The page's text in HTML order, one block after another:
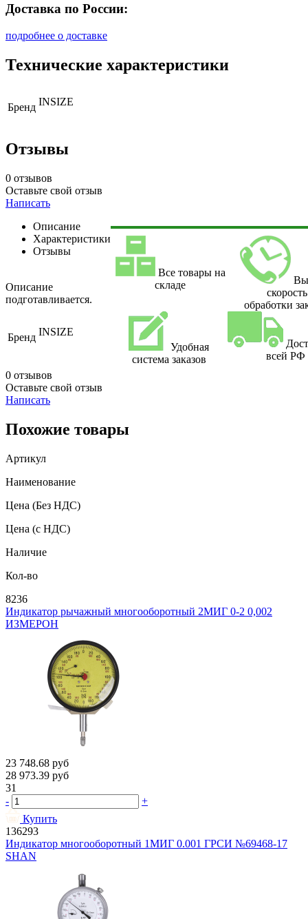
Доставка по России:
подробнее о доставке
Технические характеристики
Бренд INSIZE
Отзывы
0 отзывов
Оставьте свой отзыв
Написать
Описание
Характеристики
Отзывы
Описание
подготавливается.
Бренд INSIZE
0 отзывов
Оставьте свой отзыв
Написать
Все товары на
складе
скорость
обработки
Удобная
система заказов
всей РФ
Похожие товары
Артикул
Наименование
Цена (Без НДС)
Цена (с НДС)
Наличие
Кол-во
8236
Индикатор рычажный многооборотный 2МИГ 0-2 0,002
ИЗМЕРОН
23 748.68 руб
28 973.39 руб
31
-
+
Купить
136293
Индикатор многооборотный 1МИГ 0.001 ГРСИ №69468-17
SHAN